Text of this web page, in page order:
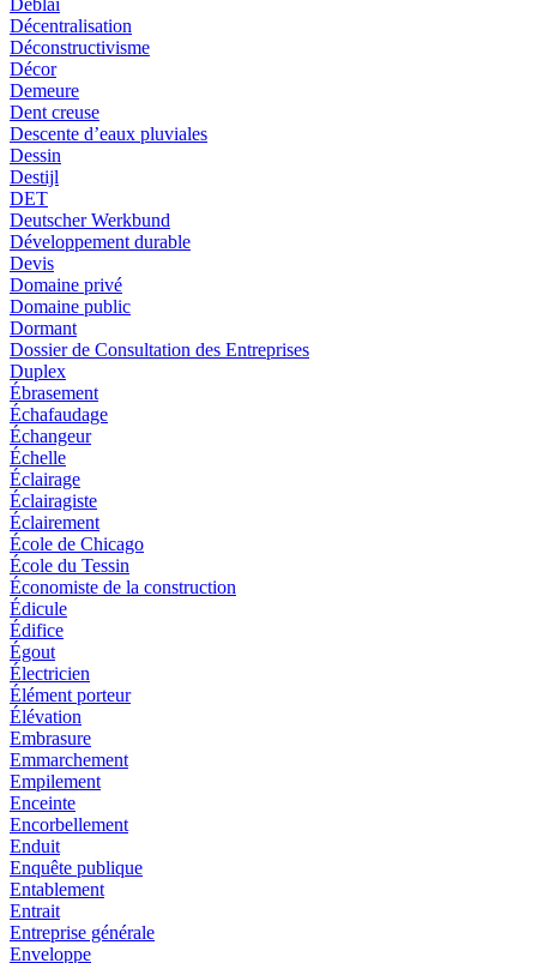
Déblai
Décentralisation
Déconstructivisme
Décor
Demeure
Dent creuse
Descente d’eaux pluviales
Dessin
Destijl
DET
Deutscher Werkbund
Développement durable
Devis
Domaine privé
Domaine public
Dormant
Dossier de Consultation des Entreprises
Duplex
Ébrasement
Échafaudage
Échangeur
Échelle
Éclairage
Éclairagiste
Éclairement
École de Chicago
École du Tessin
Économiste de la construction
Édicule
Édifice
Égout
Électricien
Élément porteur
Élévation
Embrasure
Emmarchement
Empilement
Enceinte
Encorbellement
Enduit
Enquête publique
Entablement
Entrait
Entreprise générale
Enveloppe